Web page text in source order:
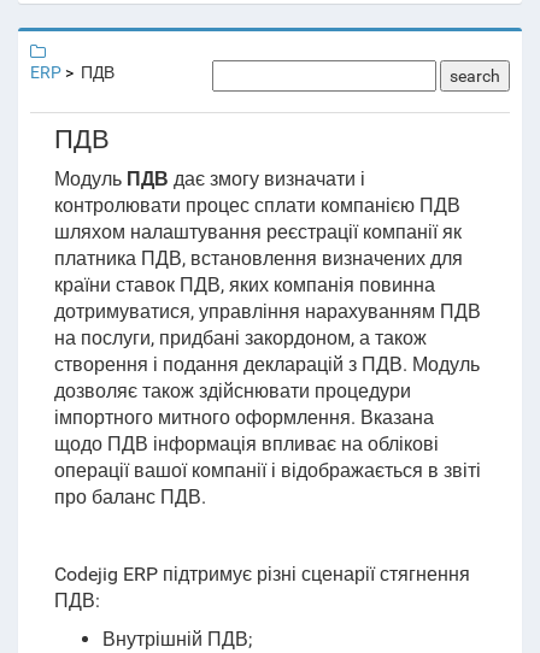
ERP ПДВ search
ПДВ
Модуль ПДВ дає змогу визначати і
контролювати процес сплати компанією ПДВ
шляхом налаштування реєстрації компанії як
платника ПДВ, встановлення визначених для
країни ставок ПДВ, яких компанія повинна
дотримуватися, управління нарахуванням ПДВ
на послуги, придбані закордоном, а також
створення і подання декларацій з ПДВ. Модуль
дозволяє також здійснювати процедури
імпортного митного оформлення. Вказана
щодо ПДВ інформація впливає на облікові
операції вашої компанії і відображається в звіті
про баланс ПДВ.
Codejig ERP підтримує різні сценарії стягнення
ПДВ:
Внутрішній ПДВ;